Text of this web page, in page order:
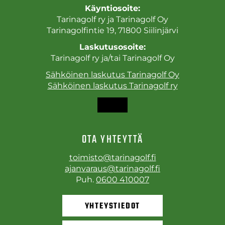
Käyntiosoite:
Tarinagolf ry ja Tarinagolf Oy
Tarinagolfintie 19, 71800 Siilinjärvi
Laskutusosoite:
Tarinagolf ry ja/tai Tarinagolf Oy
Sähköinen laskutus Tarinagolf Oy
Sähköinen laskutus Tarinagolf ry
OTA YHTEYTTÄ
toimisto@tarinagolf.fi
ajanvaraus@tarinagolf.fi
Puh. 0600 410007
YHTEYSTIEDOT